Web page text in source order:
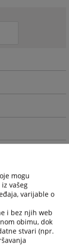
sjednicama
sjednicama
mogu
vašeg
varijable o
i bez njih web
obimu, dok
stvari (npr.